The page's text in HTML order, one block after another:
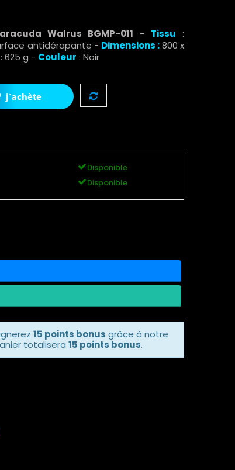
Walrus BGMP-011 - Tissu :
antidérapante - Dimensions :800 x
625 g - Couleur : Noir
j'achète
Disponible
Disponible
15 points bonus grâce à notre
totalisera 15 points bonus.